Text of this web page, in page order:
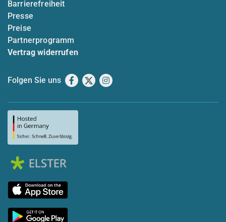
Barrierefreiheit
Presse
Preise
Partnerprogramm
Vertrag widerrufen
Folgen Sie uns Facebook
X Instagram